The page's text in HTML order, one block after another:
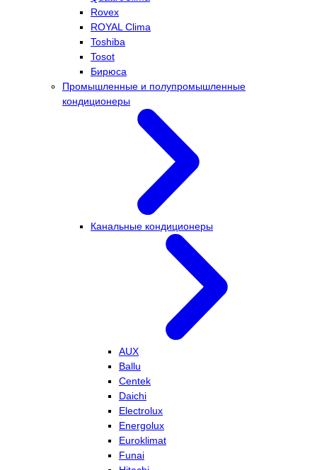
Rovex
ROYAL Clima
Toshiba
Tosot
Бирюса
Промышленные и полупромышленные
кондиционеры
Канальные кондиционеры
AUX
Ballu
Centek
Daichi
Electrolux
Energolux
Euroklimat
Funai